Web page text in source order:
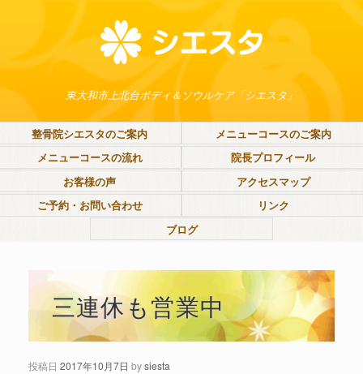
東大和市上北台ボディ＆ソウルケア「シエスタ」
整骨院シエスタのご案内
メニューコースのご案内
メニューコースの流れ
院長プロフィール
お客様の声
アクセスマップ
ご予約・お問い合わせ
リンク
ブログ
三連休も営業中
投稿日 2017年10月7日 bysiesta